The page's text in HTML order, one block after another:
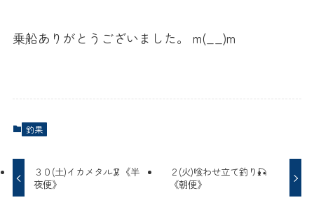
乗船ありがとうございました。 m(__)m
釣果
３０(土)イカメタル🦑《半
夜便》
２(火)喰わせ立て釣り🎣
《朝便》